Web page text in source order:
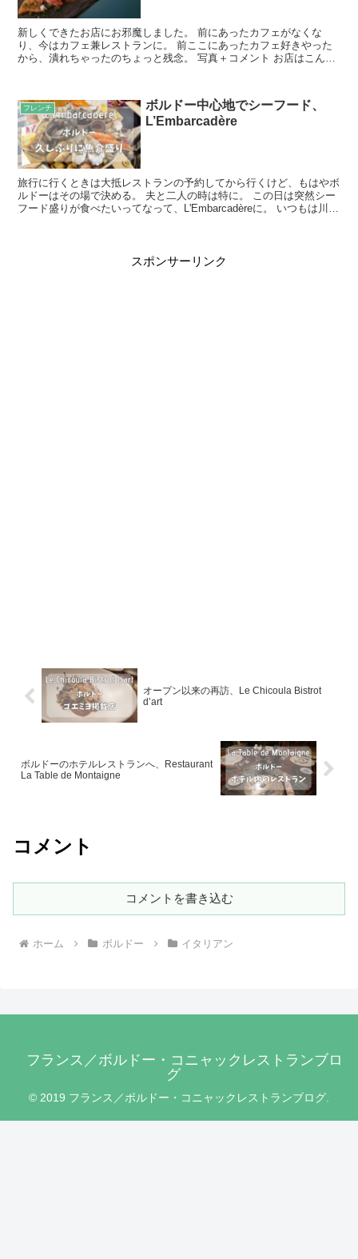
新しくできたお店にお邪魔しました。 前にあったカフェがなくな
り、今はカフェ兼レストランに。 前ここにあったカフェ好きやった
から、潰れちゃったのちょっと残念。 写真＋コメント お店はこんな
フレンチ
ボルドー中心地でシーフード、
L’Embarcadère
旅行に行くときは大抵レストランの予約してから行くけど、もはやボ
ルドーはその場で決める。 夫と二人の時は特に。 この日は突然シー
フード盛りが食べたいってなって、L'Embarcadèreに。 いつもは川沿
スポンサーリンク
オープン以来の再訪、Le Chicoula Bistrot
d’art
ボルドーのホテルレストランへ、Restaurant
La Table de Montaigne
コメント
コメントを書き込む
ホーム ボルドー イタリアン
フランス／ボルドー・コニャックレストランブロ
グ
© 2019 フランス／ボルドー・コニャックレストランブログ.